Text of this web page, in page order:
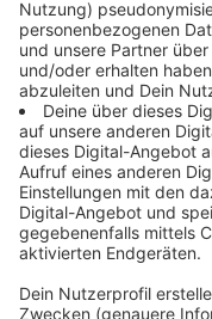
sagte uns, dass
profitiert, da es hier
Ab der Saison 2022
European League
Wiedersehen mit
Frankfurt Galaxy,
Hier geht es zu Rhein